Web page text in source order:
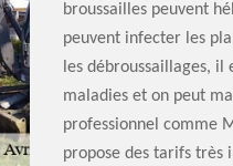
broussailles peuvent
peuvent infecter les
les débroussaillages,
maladies et on peut
professionnel comme
propose des tarifs très